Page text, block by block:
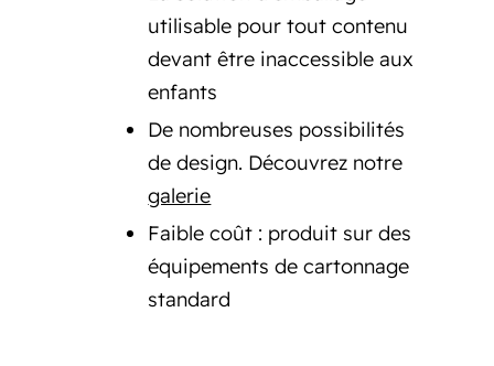
utilisable pour tout contenu
devant être inaccessible aux
enfants
De nombreuses possibilités
de design. Découvrez notre
galerie
Faible coût : produit sur des
équipements de cartonnage
standard